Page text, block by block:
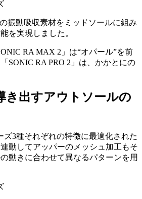
振動吸収素材をミッドソールに組み
を実現しました。
RA MAX 2」は“オパール”を前
SONIC RA PRO 2」は、かかとにの
き出すアウトソールの
ズ3種それぞれの特徴に最適化された
動してアッパーのメッシュ加工もそ
動きに合わせて異なるパターンを用